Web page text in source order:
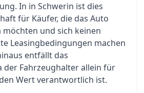
In in Schwerin ist dies
für Käufer, die das Auto
und sich keinen
Leasingbedingungen machen
entfällt das
der Fahrzeughalter allein für
Wert verantwortlich ist.